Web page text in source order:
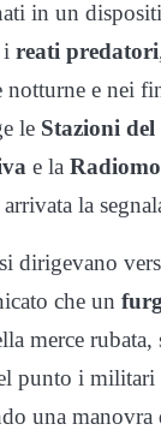
in un
i reati predatori
notturne e nei
le Stazioni
e la
la
dirigevano
che un
merce rubata,
punto i militari
una